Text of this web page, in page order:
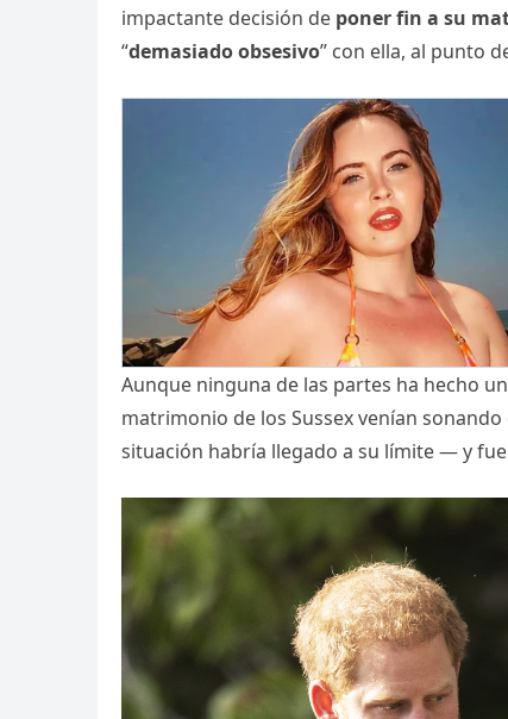
impactante decisión de poner fin a su
“demasiado obsesivo” con ella, al punto
Aunque ninguna de las partes ha hecho
matrimonio de los Sussex venían
situación habría llegado a su límite — y